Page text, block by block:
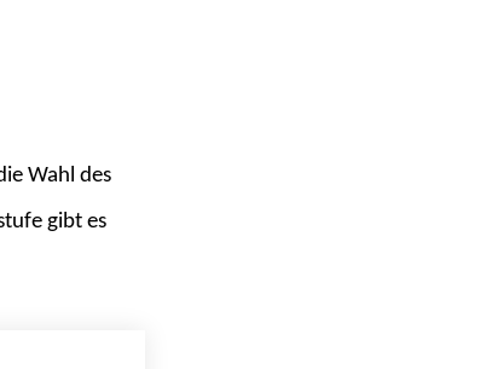
Wahl des
gibt es